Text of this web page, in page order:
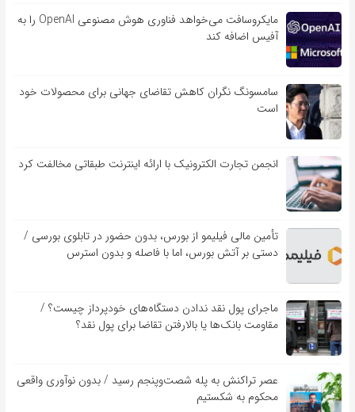
مایکروسافت می‌خواهد فناوری هوش مصنوعی OpenAI را به
آفیس اضافه کند
سامسونگ نگران کاهش تقاضای جهانی برای محصولات خود
است
انجمن تجارت الکترونیک با ارائه اینترنت طبقاتی مخالفت کرد
تأمین مالی فیلیمو از بورس، بدون حضور در تابلوی بورسی /
دستی بر آتش بورس، اما با فاصله و بدون استرس
ماجرای پول نقد ندادن دستگاه‌های خودپرداز چیست؟ /
مقاومت بانک‌ها یا بالارفتن تقاضا برای پول نقد؟
عصر تراکنش به پله شصت‌وپنجم رسید / بدون نوآوری واقعی
محکوم به شکستیم